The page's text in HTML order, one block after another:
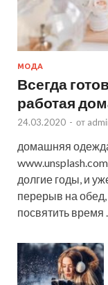
МОДА
Всегда
работая
24.03.2020 - от
домашняя
долгие годы, и
перерыв на обед,
посвятить время